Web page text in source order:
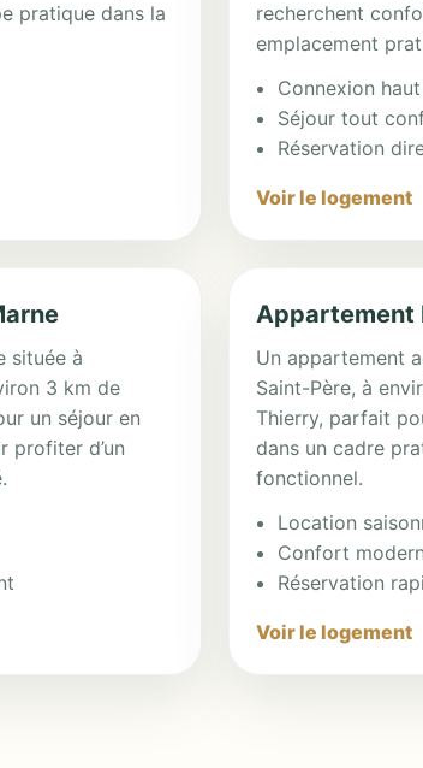
pratique dans la
recherchent
emplacement
Connexion
Séjour tout
Réservation
Voir le logement
située à
3 km de
un séjour en
profiter d’un
Appartement
Un appartement
Saint-Père, à
Thierry, parfait
dans un cadre
fonctionnel.
Location
Confort
Réservation
Voir le logement